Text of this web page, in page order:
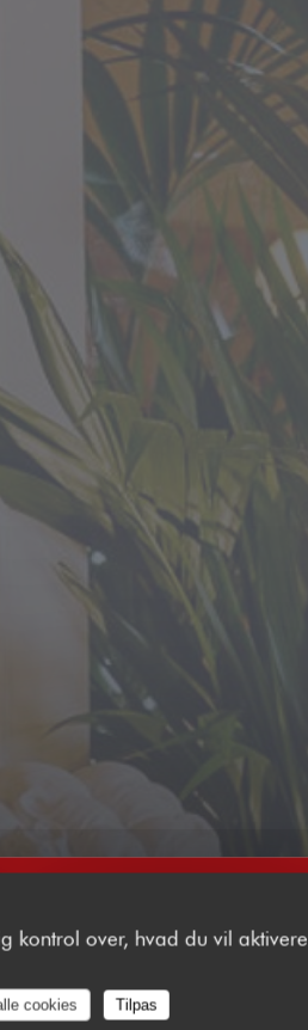
kontrol over, hvad du vil aktivere
cookies Tilpas